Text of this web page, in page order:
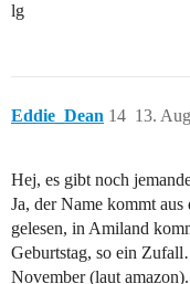
lg
Eddie_Dean 13.
14
Hej, es gibt noch
Ja, der Name kommt
gelesen, in Amiland
Geburtstag, so ein
November (laut amazon).